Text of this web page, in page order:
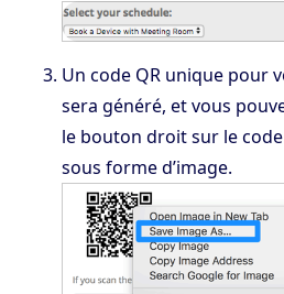
Un code QR unique pour
sera généré, et vous
le bouton droit sur le
sous forme d’image.